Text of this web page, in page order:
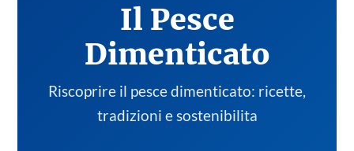
Il Pesce
Dimenticato
Riscoprire il pesce dimenticato: ricette,
tradizioni e sostenibilita